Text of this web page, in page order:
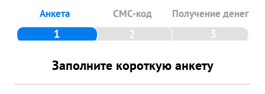
Анкета СМС-код Получение денег
Заполните короткую анкету